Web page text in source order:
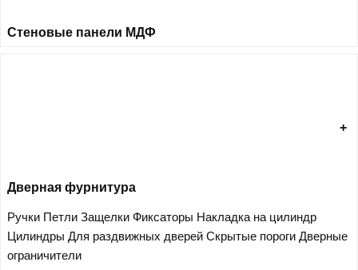
Стеновые панели МДФ
Дверная фурнитура
Ручки Петли Защелки Фиксаторы Накладка на цилиндр
Цилиндры Для раздвижных дверей Скрытые пороги Дверные
ограничители